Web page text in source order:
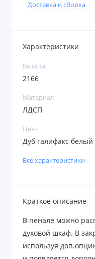
Доставка и сборка
Характеристики
Высота
2166
Материал
ЛДСП
Цвет
Дуб галифакс белый
Все характеристики
Краткое описание
В пенале можно
духовой шкаф. В
используя